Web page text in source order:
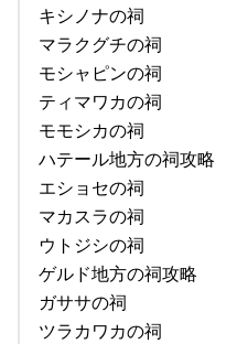
キシノナの祠
マラクグチの祠
モシャピンの祠
ティマワカの祠
モモシカの祠
ハテール地方の祠攻略
エショセの祠
マカスラの祠
ウトジシの祠
ゲルド地方の祠攻略
ガササの祠
ツラカワカの祠